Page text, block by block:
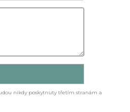
nikdy poskytnuty třetím stranám a